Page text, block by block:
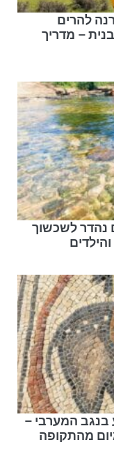
להרים
– מדריך
נהדר לשכשוך
המערבי –
מהתקופה